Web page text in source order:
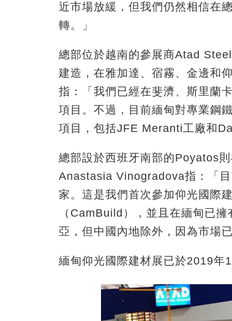
近市場放緩，但我們仍然相信在
轉。」
總部位於越南的參展商Atad
建造，在雅加達、宿霧、金邊和
指：「我們已經在斐濟、斯里蘭
項目。不過，目前緬甸對專業鋼
項目，包括JFE Meranti工廠和
總部設於西班牙南部的Poyatos
Anastasia Vinogradova指：「
家。這是我們首次參加仰光國際
（CamBuild），並且在緬甸已
亞，但中國內地除外，因為市場
緬甸仰光國際建材展已於2019年